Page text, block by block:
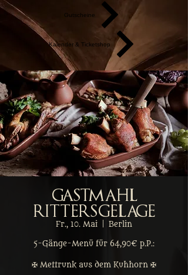
Gutscheine
Kalender & Ticketshop
Gastmahl
Rittersgelage
Fr., 10. Mai Berlin
5-Gänge-Menü für 64,90€ p.P.:
✠ Mettrunk aus dem Kuhhorn ✠